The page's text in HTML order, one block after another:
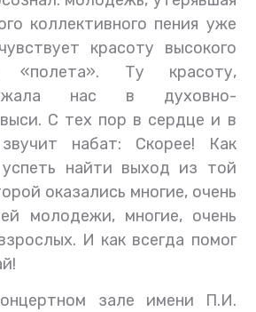
коллективного пения уже
красоту высокого
«полета». Ту красоту,
нас в духовно-
С тех пор в сердце и в
набат: Скорее! Как
найти выход из той
оказались многие, очень
молодежи, многие, очень
И как всегда помог
зале имени П.И.